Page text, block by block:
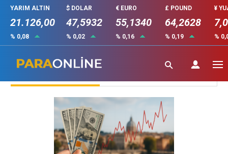
YARIM ALTIN
21.126,00
% 0,08
$ DOLAR
47,5932
% 0,02
€ EURO
55,1340
% 0,16
£ POUND
64,2628
% 0,19
¥
%
Döviz